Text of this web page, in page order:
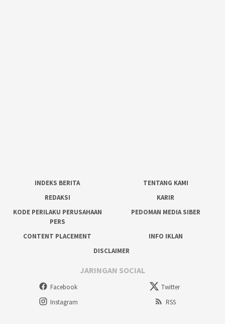
INDEKS BERITA
TENTANG KAMI
REDAKSI
KARIR
KODE PERILAKU PERUSAHAAN
PERS
PEDOMAN MEDIA SIBER
CONTENT PLACEMENT
INFO IKLAN
DISCLAIMER
JARINGAN SOCIAL
Facebook
Twitter
Instagram
RSS